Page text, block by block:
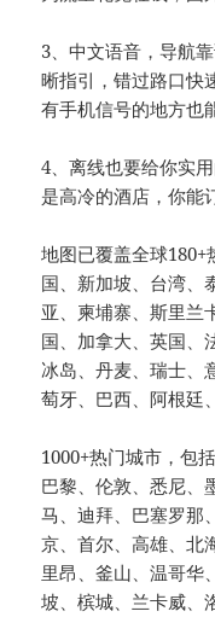
3、中文语音，导航
晰指引，错过路口快
有手机信号的地方也
4、离线也要给你实
是高冷的酒店，你能
地图已覆盖全球
国、新加坡、台湾、
亚、柬埔寨、斯里兰
国、加拿大、英国、
冰岛、丹麦、瑞士、
萄牙、巴西、阿根
1000+热门城市，包
巴黎、伦敦、悉尼、
马、迪拜、巴塞罗那
京、首尔、高雄、北
里昂、釜山、温哥华
坡、槟城、兰卡威、